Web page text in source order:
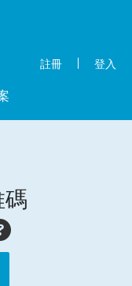
註冊 登入